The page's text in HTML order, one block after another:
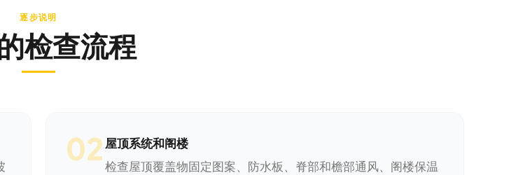
逐步说明
检查流程
02 屋顶系统和阁楼
检查屋顶覆盖物固定图案、防水板、脊部和檐部通风、阁楼保温